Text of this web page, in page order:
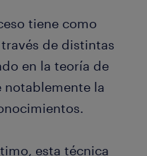
tiene como
de distintas
en la teoría de
notablemente la
esta técnica